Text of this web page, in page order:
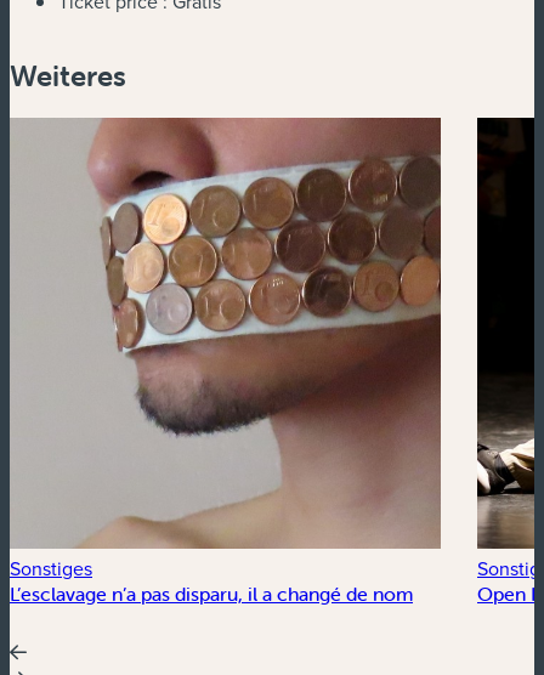
Weiteres
Sonstiges
L’esclavage n’a pas disparu, il a changé de nom Open